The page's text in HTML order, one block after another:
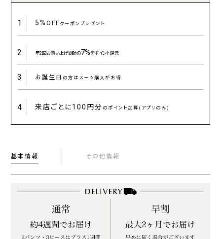
1 5%OFFクーポンプレゼント
2 年2回お買い上げ総額の7%をポイント還元
3 お誕生日 の方はスーツ購入がお得
4 来店ごとに100円分 のポイント加算(アプリのみ)
基本情報 その他情報